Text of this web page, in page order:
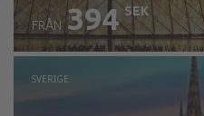
FRÅN 394 SEK
SVERIGE